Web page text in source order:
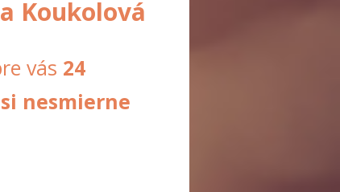
Koukolová
vás 24
nesmierne